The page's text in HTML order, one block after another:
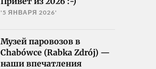
'5 ЯНВАРЯ 2026'
Музей паровозов в
Chabówce (Rabka Zdrój) —
наши впечатления